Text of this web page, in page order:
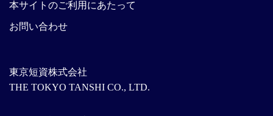
東京短資株式会社
THE TOKYO TANSHI CO., LTD.
本サイトのご利用にあたって
お問い合わせ